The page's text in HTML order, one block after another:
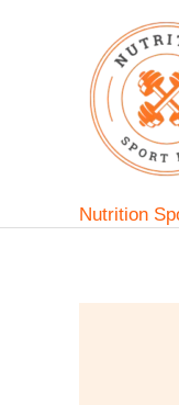
Nutrition